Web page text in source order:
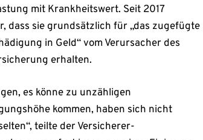
mit Krankheitswert. Seit 2017
dass sie grundsätzlich für „das zugefügte
in Geld“ vom Verursacher des
erhalten.
es könne zu unzähligen
kommen, haben sich nicht
teilte der Versicherer-